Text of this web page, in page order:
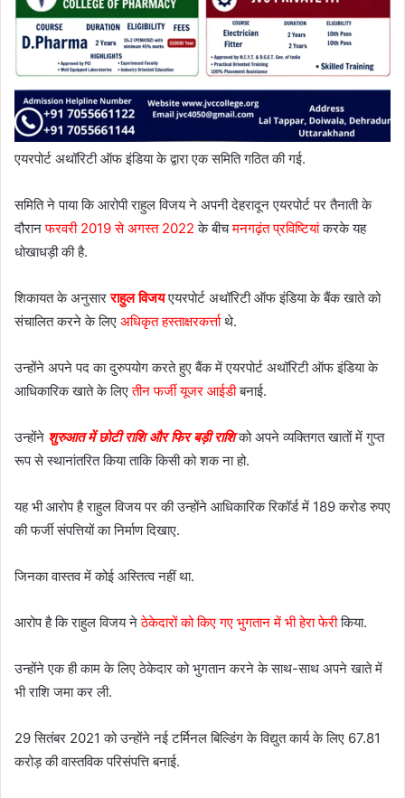
एयरपोर्ट अथॉरिटी ऑफ इंडिया के द्वारा एक समिति गठित की गई.
समिति ने पाया कि आरोपी राहुल विजय ने अपनी देहरादून एयरपोर्ट पर तैनाती के
दौरानफरवरी 2019 से अगस्त 2022 के बीचमनगढ़ंत प्रविष्टियांकरके यह
धोखाधड़ी की है.
शिकायत के अनुसारराहुल विजयएयरपोर्ट अथॉरिटी ऑफ इंडिया के बैंक खाते को
संचालित करने के लिए अधिकृत हस्ताक्षरकर्त्ताथे.
उन्होंने अपने पद का दुरुपयोग करते हुए बैंक में एयरपोर्ट अथॉरिटी ऑफ इंडिया के
आधिकारिक खाते के लिएतीन फर्जी यूजर आईडीबनाई.
उन्होंने शुरुआत में छोटी राशि और फिर बड़ी राशि को अपने व्यक्तिगत खातों में गुप्त
रूप से स्थानांतरित किया ताकि किसी को शक ना हो.
यह भी आरोप है राहुल विजय पर की उन्होंने आधिकारिक रिकॉर्ड में 189 करोड रुपए
की फर्जी संपत्तियों का निर्माण दिखाए.
जिनका वास्तव में कोई अस्तित्व नहीं था.
आरोप है कि राहुल विजय नेठेकेदारों को किए गए भुगतान में भी हेरा फेरीकिया.
उन्होंने एक ही काम के लिए ठेकेदार को भुगतान करने के साथ-साथ अपने खाते में
भी राशि जमा कर ली.
29 सितंबर 2021 को उन्होंने नई टर्मिनल बिल्डिंग के विद्युत कार्य के लिए 67.81
करोड़ की वास्तविक परिसंपत्ति बनाई.